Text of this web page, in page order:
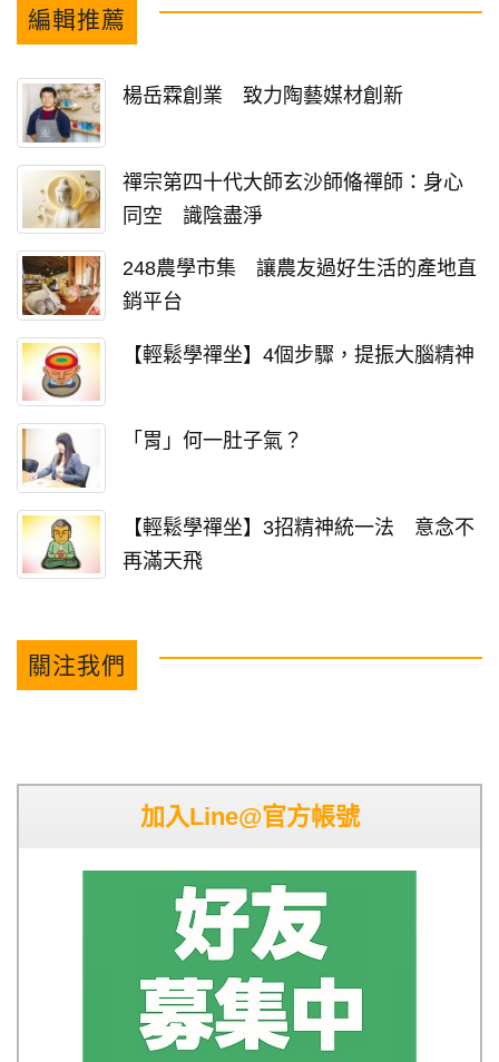
編輯推薦
楊岳霖創業 致力陶藝媒材創新
禪宗第四十代大師玄沙師偹禪師：身心
同空 識陰盡淨
248農學市集 讓農友過好生活的產地直
銷平台
【輕鬆學禪坐】4個步驟，提振大腦精神
「胃」何一肚子氣？
【輕鬆學禪坐】3招精神統一法 意念不
再滿天飛
關注我們
加入Line@官方帳號